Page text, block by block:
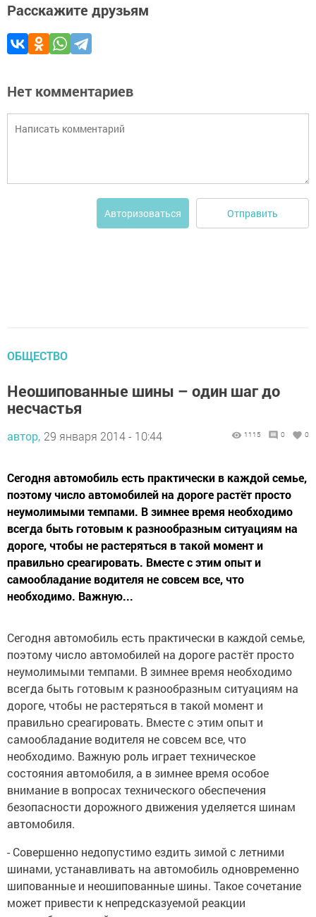
Расскажите друзьям
Нет комментариев
Авторизоваться Отправить
ОБЩЕСТВО
Неошипованные шины – один шаг до
несчастья
автор, 29 января 2014 - 10:44 1115 0 0
Сегодня автомобиль есть практически в каждой семье,
поэтому число автомобилей на дороге растёт просто
неумолимыми темпами. В зимнее время необходимо
всегда быть готовым к разнообразным ситуациям на
дороге, чтобы не растеряться в такой момент и
правильно среагировать. Вместе с этим опыт и
самообладание водителя не совсем все, что
необходимо. Важную...
Сегодня автомобиль есть практически в каждой семье,
поэтому число автомобилей на дороге растёт просто
неумолимыми темпами. В зимнее время необходимо
всегда быть готовым к разнообразным ситуациям на
дороге, чтобы не растеряться в такой момент и
правильно среагировать. Вместе с этим опыт и
самообладание водителя не совсем все, что
необходимо. Важную роль играет техническое
состояния автомобиля, а в зимнее время особое
внимание в вопросах технического обеспечения
безопасности дорожного движения уделяется шинам
автомобиля.
- Совершенно недопустимо ездить зимой с летними
шинами, устанавливать на автомобиль одновременно
шипованные и неошипованные шины. Такое сочетание
может привести к непредсказуемой реакции